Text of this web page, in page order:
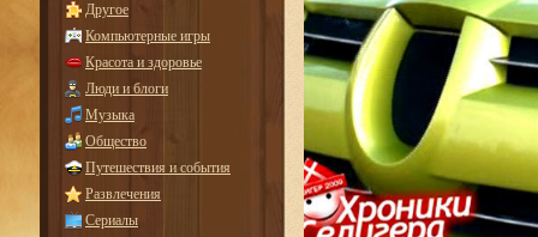
Другое
Компьютерные игры
Красота и здоровье
Люди и блоги
Музыка
Общество
Путешествия и события
Развлечения
Сериалы